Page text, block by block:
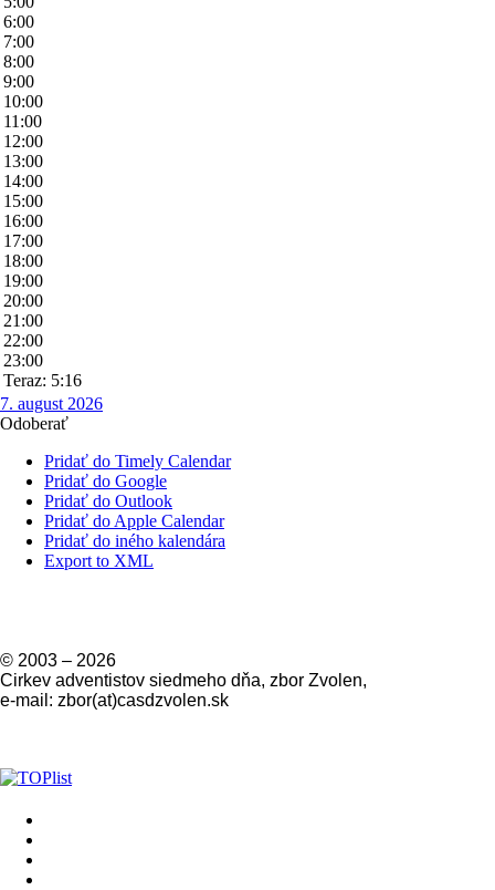
6:00
7:00
8:00
9:00
10:00
11:00
12:00
13:00
14:00
15:00
16:00
17:00
18:00
19:00
20:00
21:00
22:00
23:00
Teraz: 5:16
7. august 2026
Odoberať
Pridať do Timely Calendar
Pridať do Google
Pridať do Outlook
Pridať do Apple Calendar
Pridať do iného kalendára
Export to XML
© 2003 – 2026
Cirkev adventistov siedmeho dňa, zbor Zvolen,
e-mail: zbor(at)casdzvolen.sk